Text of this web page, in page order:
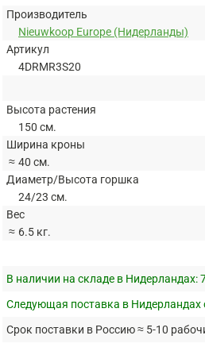
Производитель
Nieuwkoop Europe (Нидерланды)
Артикул
4DRMR3S20
Высота растения
150 см.
Ширина кроны
≈ 40 см.
Диаметр/Высота горшка
24/23 см.
Вес
≈ 6.5 кг.
В наличии на складе в Нидерландах:
Следующая поставка в Нидерландах
Срок поставки в Россию ≈ 5-10